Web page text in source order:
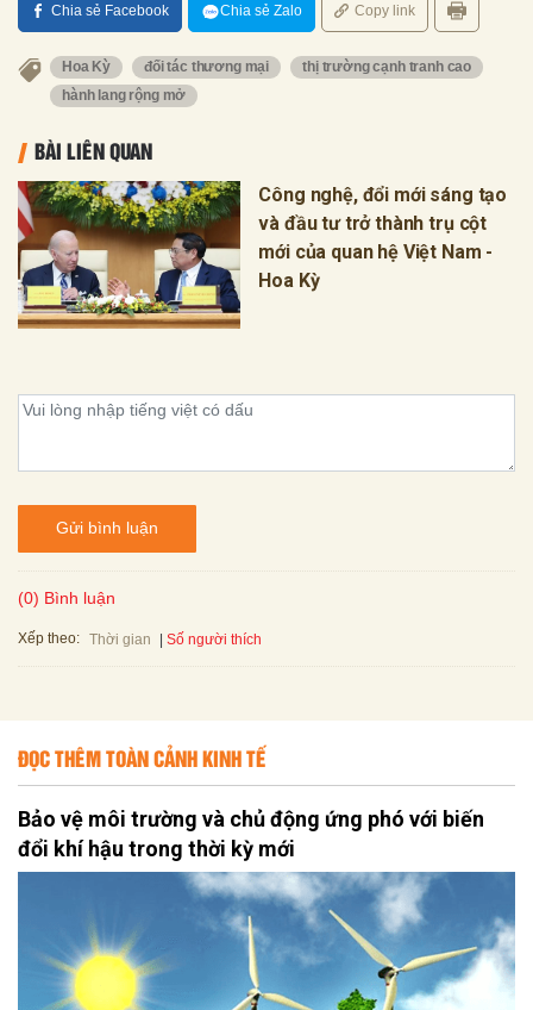
Chia sẻ Facebook Chia sẻ Zalo Copy link
Hoa Kỳ đối tác thương mại
thị trường cạnh tranh cao
hành lang rộng mở
BÀI LIÊN QUAN
Công nghệ, đổi mới sáng tạo
và đầu tư trở thành trụ cột
mới của quan hệ Việt Nam -
Hoa Kỳ
Gửi bình luận
(0) Bình luận
Xếp theo: Thời gian Số người thích
ĐỌC THÊM TOÀN CẢNH KINH TẾ
Bảo vệ môi trường và chủ động ứng phó với biến
đổi khí hậu trong thời kỳ mới